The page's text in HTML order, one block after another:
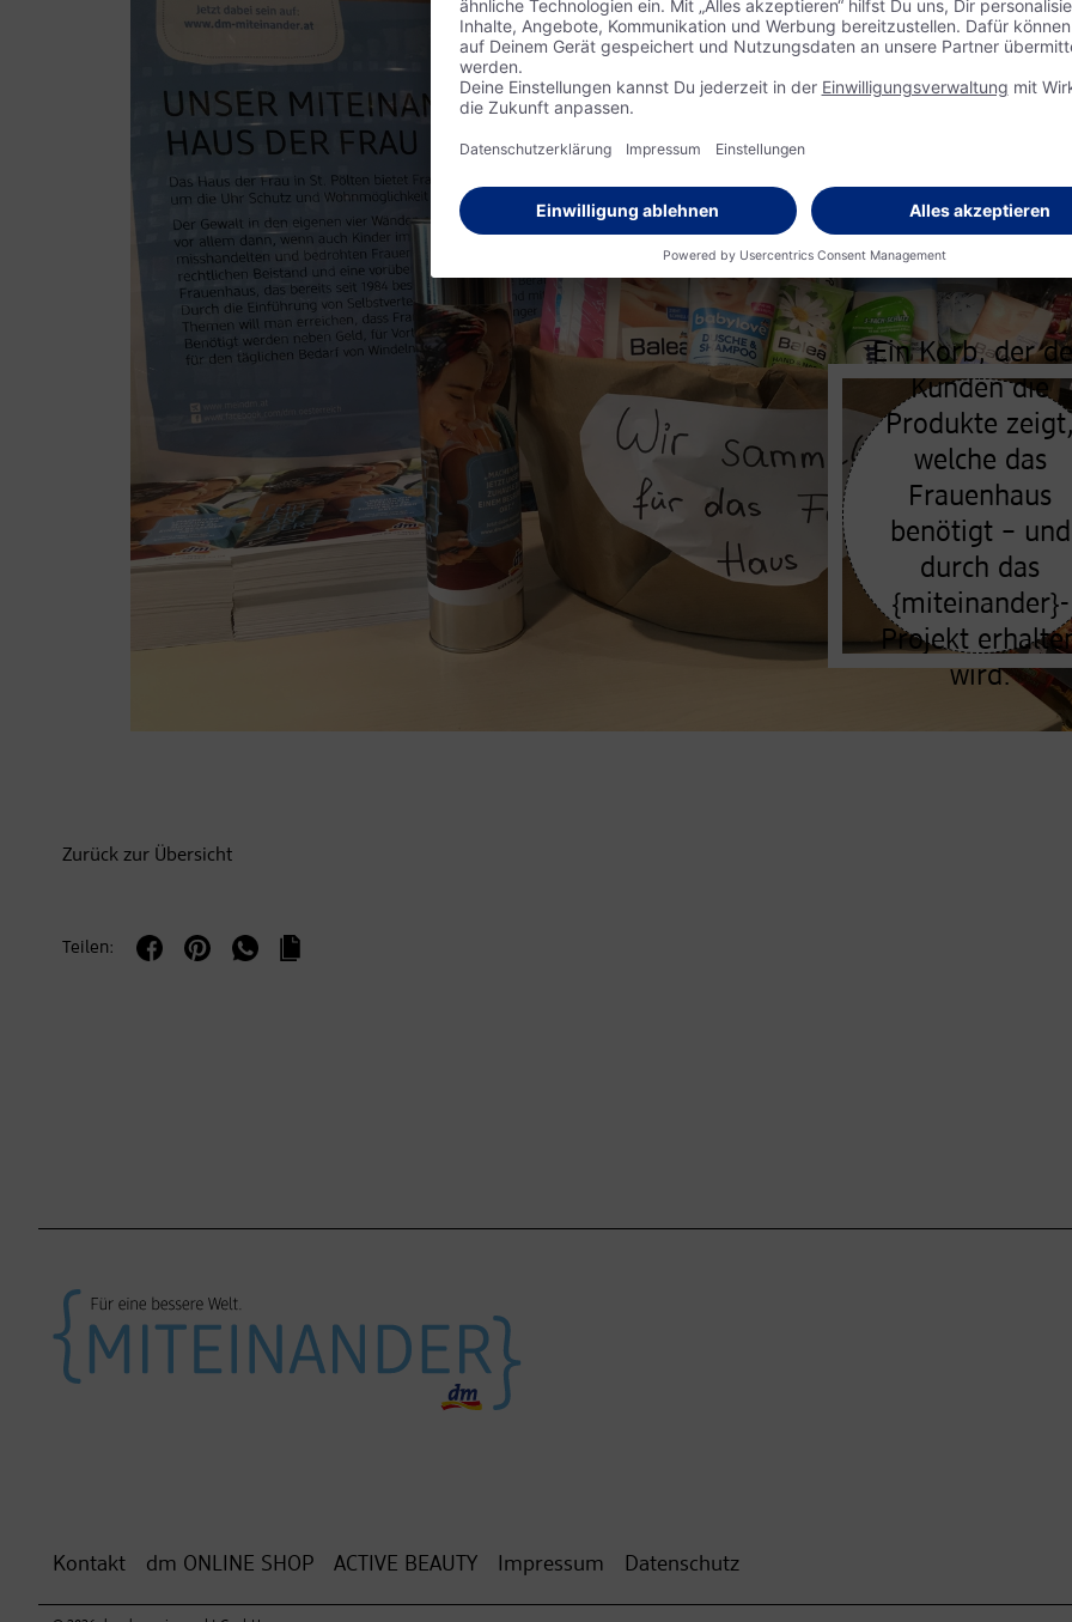
Ein Korb, der
Kunden die
Produkte
welche das
Frauenhaus
benötigt – und
durch das
{miteinander}-
Projekt
wird.
Zurück zur Übersicht
Teilen:
Kontakt dm ONLINE SHOP ACTIVE BEAUTY Impressum Datenschutz